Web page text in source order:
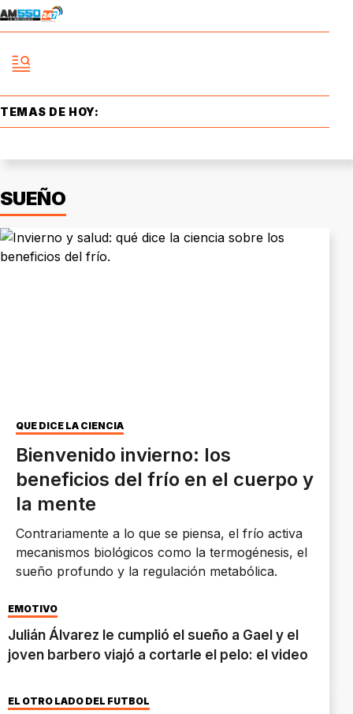
TEMAS DE HOY:
SUEÑO
QUÉ DICE LA CIENCIA
Bienvenido invierno: los
beneficios del frío en el cuerpo y
la mente
Contrariamente a lo que se piensa, el frío activa
mecanismos biológicos como la termogénesis, el
sueño profundo y la regulación metabólica.
EMOTIVO
Julián Álvarez le cumplió el sueño a Gael y el
joven barbero viajó a cortarle el pelo: el video
EL OTRO LADO DEL FÚTBOL